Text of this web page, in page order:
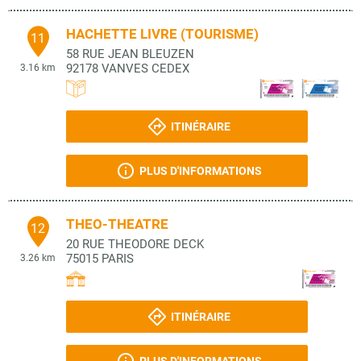
11
3.16 km
HACHETTE LIVRE (TOURISME)
58 RUE JEAN BLEUZEN
92178 VANVES CEDEX
ITINÉRAIRE
PLUS D'INFORMATIONS
12
3.26 km
THEO-THEATRE
20 RUE THEODORE DECK
75015 PARIS
ITINÉRAIRE